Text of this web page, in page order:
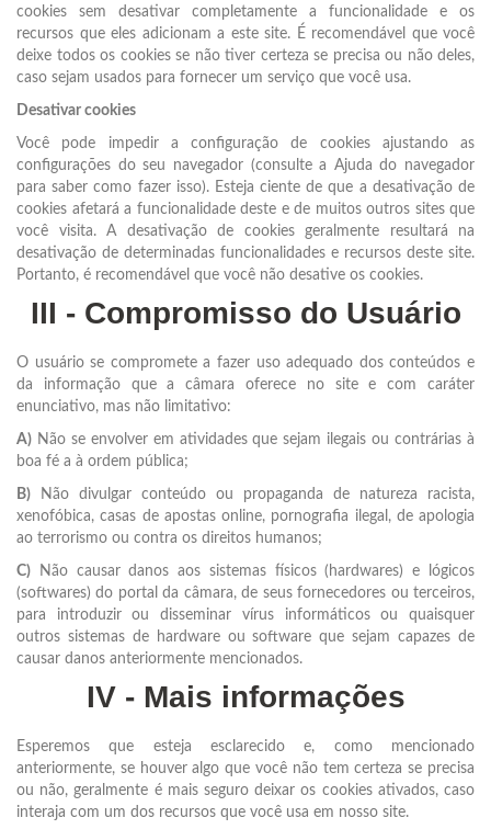
cookies sem desativar completamente a funcionalidade e os
recursos que eles adicionam a este site. É recomendável que você
deixe todos os cookies se não tiver certeza se precisa ou não deles,
caso sejam usados para fornecer um serviço que você usa.
Desativar cookies
Você pode impedir a configuração de cookies ajustando as
configurações do seu navegador (consulte a Ajuda do navegador
para saber como fazer isso). Esteja ciente de que a desativação de
cookies afetará a funcionalidade deste e de muitos outros sites que
você visita. A desativação de cookies geralmente resultará na
desativação de determinadas funcionalidades e recursos deste site.
Portanto, é recomendável que você não desative os cookies.
III - Compromisso do Usuário
O usuário se compromete a fazer uso adequado dos conteúdos e
da informação que a câmara oferece no site e com caráter
enunciativo, mas não limitativo:
A) Não se envolver em atividades que sejam ilegais ou contrárias à
boa fé a à ordem pública;
B) Não divulgar conteúdo ou propaganda de natureza racista,
xenofóbica, casas de apostas online, pornografia ilegal, de apologia
ao terrorismo ou contra os direitos humanos;
C) Não causar danos aos sistemas físicos (hardwares) e lógicos
(softwares) do portal da câmara, de seus fornecedores ou terceiros,
para introduzir ou disseminar vírus informáticos ou quaisquer
outros sistemas de hardware ou software que sejam capazes de
causar danos anteriormente mencionados.
IV - Mais informações
Esperemos que esteja esclarecido e, como mencionado
anteriormente, se houver algo que você não tem certeza se precisa
ou não, geralmente é mais seguro deixar os cookies ativados, caso
interaja com um dos recursos que você usa em nosso site.